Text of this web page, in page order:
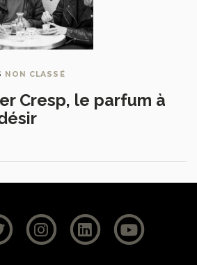
NON CLASSÉ
Cresp, le parfum à